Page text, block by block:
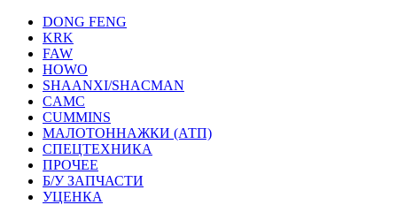
DONG FENG
KRK
FAW
HOWO
SHAANXI/SHACMAN
CAMC
CUMMINS
МАЛОТОННАЖКИ (АТП)
СПЕЦТЕХНИКА
ПРОЧЕЕ
Б/У ЗАПЧАСТИ
УЦЕНКА